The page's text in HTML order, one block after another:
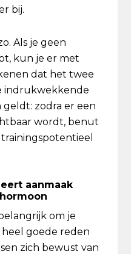
bij.
Als je geen
kun je er met
dat het twee
indrukwekkende
zodra er een
wordt, benut
aanmaak
om je
goede reden
zich bewust van